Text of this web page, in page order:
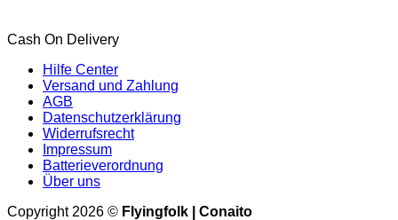
Cash On Delivery
Hilfe Center
Versand und Zahlung
AGB
Datenschutzerklärung
Widerrufsrecht
Impressum
Batterieverordnung
Über uns
Copyright 2026 © Flyingfolk | Conaito